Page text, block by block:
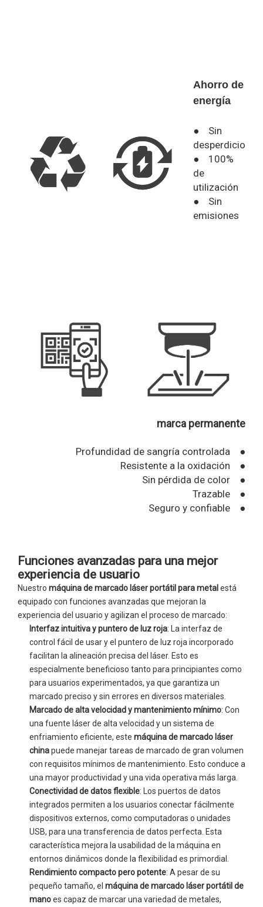
Ahorro de
energía
● Sin
desperdicio
● 100%
de
utilización
● Sin
emisiones
marca permanente
Profundidad de sangría controlada ●
Resistente a la oxidación ●
Sin pérdida de color ●
Trazable ●
Seguro y confiable ●
Funciones avanzadas para una mejor
experiencia de usuario
Nuestro máquina de marcado láser portátil para metal está
equipado con funciones avanzadas que mejoran la
experiencia del usuario y agilizan el proceso de marcado:
Interfaz intuitiva y puntero de luz roja: La interfaz de
control fácil de usar y el puntero de luz roja incorporado
facilitan la alineación precisa del láser. Esto es
especialmente beneficioso tanto para principiantes como
para usuarios experimentados, ya que garantiza un
marcado preciso y sin errores en diversos materiales.
Marcado de alta velocidad y mantenimiento mínimo: Con
una fuente láser de alta velocidad y un sistema de
enfriamiento eficiente, este máquina de marcado láser
chinapuede manejar tareas de marcado de gran volumen
con requisitos mínimos de mantenimiento. Esto conduce a
una mayor productividad y una vida operativa más larga.
Conectividad de datos flexible: Los puertos de datos
integrados permiten a los usuarios conectar fácilmente
dispositivos externos, como computadoras o unidades
USB, para una transferencia de datos perfecta. Esta
característica mejora la usabilidad de la máquina en
entornos dinámicos donde la flexibilidad es primordial.
Rendimiento compacto pero potente: A pesar de su
pequeño tamaño, el máquina de marcado láser portátil de
manoes capaz de marcar una variedad de metales,